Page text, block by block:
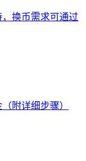
换币需求可通过
附详细步骤）